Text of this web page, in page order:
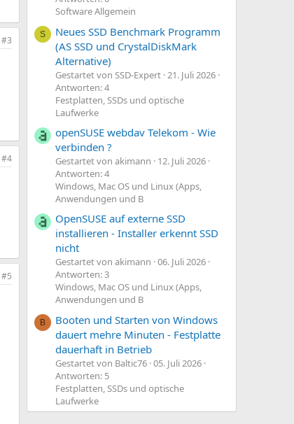
#3
#4
#5
Software Allgemein
S
Neues SSD Benchmark Programm
(AS SSD und CrystalDiskMark
Alternative)
Gestartet von SSD-Expert 21. Juli 2026
Antworten: 4
Festplatten, SSDs und optische
Laufwerke
openSUSE webdav Telekom - Wie
verbinden ?
Gestartet von akimann
12. Juli 2026
Antworten: 4
Windows, Mac OS und Linux (Apps,
Anwendungen und B
OpenSUSE auf externe SSD
installieren - Installer erkennt SSD
nicht
Gestartet von akimann 06. Juli 2026
Antworten: 3
Windows, Mac OS und Linux (Apps,
Anwendungen und B
B
Booten und Starten von Windows
dauert mehre Minuten - Festplatte
dauerhaft in Betrieb
Gestartet von Baltic76 05. Juli 2026
Antworten: 5
Festplatten, SSDs und optische
Laufwerke